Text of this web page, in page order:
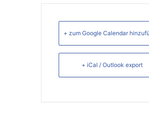
+ zum Google Calendar
+ iCal / Outlook export